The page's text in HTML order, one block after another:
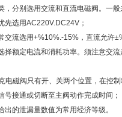
，分别选用交流和直流电磁阀。一般
先选用AC220V.DC24V；
交流选用+%10%.-15%，直流允许
择额定电流和消耗功率。须注意交
电磁阀只有开、关两个位置，在控
号接通或切断至主阀动作完成时间；
出的泄漏量数值为常用经济等级。